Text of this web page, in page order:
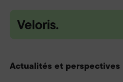
Actualités et perspectives